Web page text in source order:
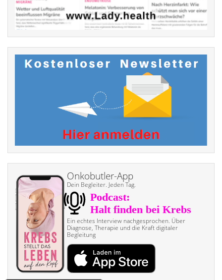
Onkobutler-App
Dein Begleiter. Jeden Tag.
Ein echtes Interview nach­gesprochen. Über
Diagnose, Therapie und die Kraft digitaler
Begleitung